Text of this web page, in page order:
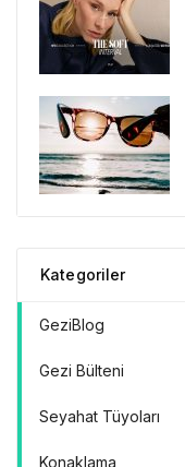
Kategoriler
GeziBlog
Gezi Bülteni
Seyahat Tüyoları
Konaklama